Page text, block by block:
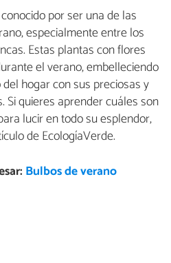
por ser una de las
especialmente entre los
Estas plantas con flores
el verano, embelleciendo
hogar con sus preciosas y
Si quieres aprender cuáles son
lucir en todo su esplendor,
de EcologíaVerde.
Bulbos de verano